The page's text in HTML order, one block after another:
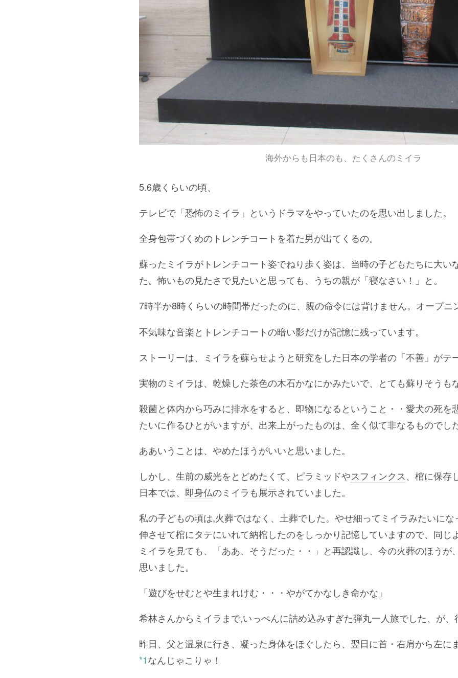
海外からも日本のも、たくさんのミイラ
5.6歳くらいの頃、
テレビで「恐怖のミイラ」というドラマをやっていたのを思い出しました。
全身包帯づくめのトレンチコートを着た男が出てくるの。
蘇ったミイラがトレンチコート姿でねり歩く姿は、当時の子どもたちに大い
た。怖いもの見たさで見たいと思っても、うちの親が「寝なさい！」と。
7時半か8時くらいの時間帯だったのに、親の命令には背けません。オープニ
不気味な音楽とトレンチコートの暗い影だけが記憶に残っています。
ストーリーは、ミイラを蘇らせようと研究をした日本の学者の「不善」がテ
実物のミイラは、乾燥した茶色の木石かなにかみたいで、とても蘇りそうも
殺菌と体内から巧みに排水をすると、即物になるということ・・愛犬の死を
たいに作るひとがいますが、出来上がったものは、全く似て非なるものでし
ああいうことは、やめたほうがいいと思いました。
しかし、生前の威光をとどめたくて、ピラミッドやスフィンクス、棺に保存
日本では、 即身仏のミイラも展示されていました。
私の子どもの頃は,火葬ではなく、土葬でした。やせ細ってミイラみたいに
伸させて棺にタテにいれて納棺したのをしっかり記憶していますので、同じ
ミイラを見ても、「ああ、そうだった・・」と再認識し、今の火葬のほうが
思いました。
「遊びをせむとや生まれけむ・・・やがてかなしき命かな」
希林さんからミイラまで,いっぺんに詰め込みすぎた弾丸一人旅でした、が
昨日、父と温泉に行き、凝った身体をほぐしたら、翌日に首・右肩から左に
*1なんじゃこりゃ！